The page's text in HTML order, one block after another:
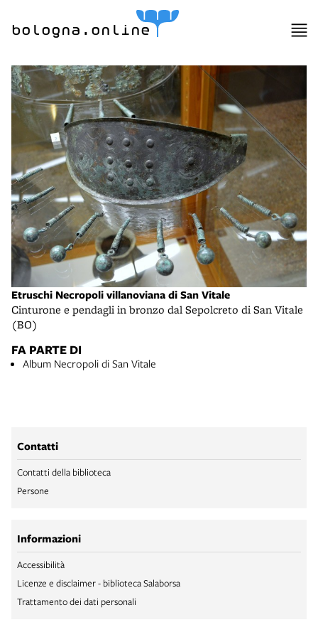
bologna.online
Etruschi Necropoli villanoviana di San Vitale
Cinturone e pendagli in bronzo dal Sepolcreto di San Vitale
(BO)
FA PARTE DI
Album Necropoli di San Vitale
Contatti
Contatti della biblioteca
Persone
Informazioni
Accessibilità
Licenze e disclaimer - biblioteca Salaborsa
Trattamento dei dati personali